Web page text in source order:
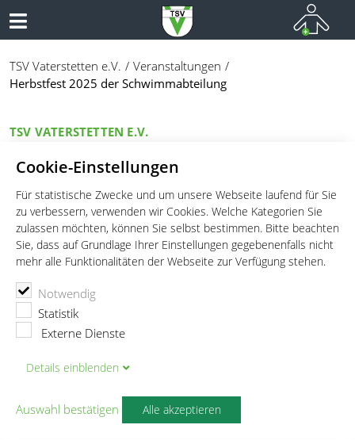
Cookie-Einstellungen
Für statistische Zwecke und um unsere Webseite laufend für Sie
zu verbessern, verwenden wir Cookies. Welche Kategorien Sie
zulassen möchten, können Sie selbst bestimmen. Bitte beachten
Sie, dass auf Grundlage Ihrer Einstellungen gegebenenfalls nicht
mehr alle Funktionalitäten der Webseite zur Verfügung stehen.
Notwendig
Statistik
Externe Dienste
Details einblenden
Auswahl bestätigen Alle akzeptieren
TSV Vaterstetten e.V.
Veranstaltungen
Herbstfest 2025 der Schwimmabteilung
TSV VATERSTETTEN E.V.
Schwimmabteilung
Am Samstag, den 11.10.25 von 14.00-19.00 Uhr findet in der
TSV Halle, das Herbstfest der Schwimmabteilung statt.
Ort: TSV-Halle
Herbstfest 2025 - am Samstag, den 11. Oktober 2025, feiern
wir unser Herbstfest der Schwimmabteilung des TSV
TSV-Halle.
Mitglied oder nicht, aus der Gemeinde oder von weiter weg –
wir freuen uns auf euch!